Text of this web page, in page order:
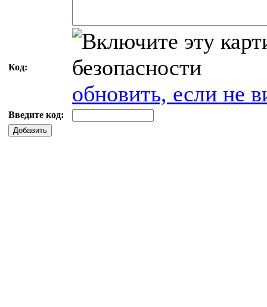
Код:
обновить, если не
Введите код:
Добавить